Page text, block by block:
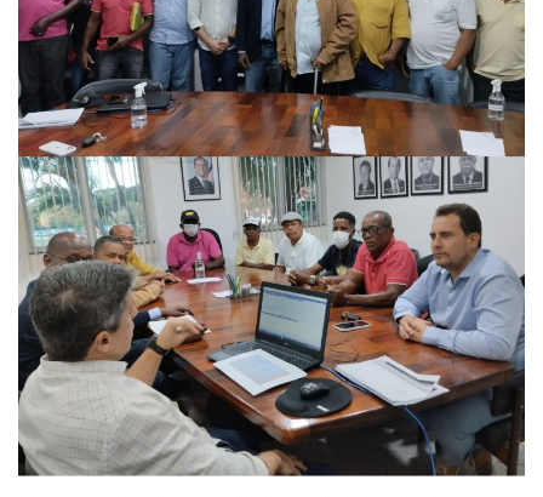
Educação
Municípios
Esportes
Saúde
Language
portugues English